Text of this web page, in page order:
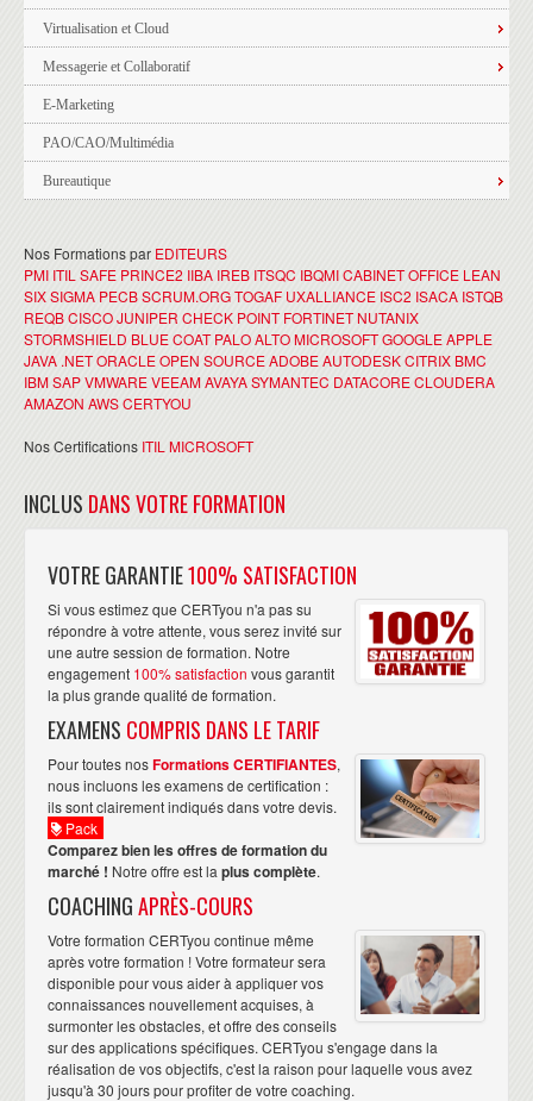
Virtualisation et Cloud
Messagerie et Collaboratif
E-Marketing
PAO/CAO/Multimédia
Bureautique
Nos Formations par EDITEURS
PMI ITIL SAFE PRINCE2 IIBA IREB ITSQC IBQMICABINET OFFICE LEAN
SIX SIGMA PECBSCRUM.ORGTOGAF UXALLIANCE ISC2 ISACA ISTQB
REQBCISCOJUNIPER CHECK POINT FORTINET NUTANIX
STORMSHIELD BLUE COAT PALO ALTOMICROSOFTGOOGLEAPPLE
JAVA .NETORACLEOPEN SOURCEADOBEAUTODESKCITRIX BMC
IBMSAPVMWAREVEEAMAVAYASYMANTEC DATACORECLOUDERA
AMAZON AWSCERTYOU
Nos Certifications ITIL MICROSOFT
INCLUS DANS VOTRE FORMATION
VOTRE GARANTIE100% SATISFACTION
Si vous estimez que CERTyou n'a pas su
répondre à votre attente, vous serez invité sur
une autre session de formation. Notre
engagement 100% satisfaction vous garantit
la plus grande qualité de formation.
EXAMENS COMPRIS DANS LE TARIF
Pour toutes nosFormations CERTIFIANTES,
nous incluons les examens de certification :
ils sont clairement indiqués dans votre devis.
Pack
Comparez bien les offres de formation du
marché ! Notre offre est la plus complète.
COACHINGAPRÈS-COURS
Votre formation CERTyou continue même
après votre formation ! Votre formateur sera
disponible pour vous aider à appliquer vos
connaissances nouvellement acquises, à
surmonter les obstacles, et offre des conseils
sur des applications spécifiques. CERTyou s'engage dans la
réalisation de vos objectifs, c'est la raison pour laquelle vous avez
jusqu'à 30 jours pour profiter de votre coaching.